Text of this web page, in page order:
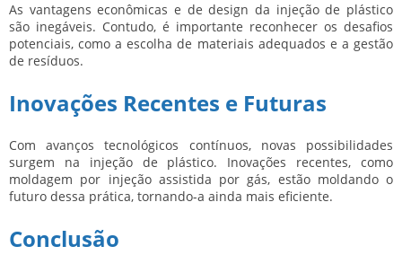
As vantagens econômicas e de design da injeção de plástico
são inegáveis. Contudo, é importante reconhecer os desafios
potenciais, como a escolha de materiais adequados e a gestão
de resíduos.
Inovações Recentes e Futuras
Com avanços tecnológicos contínuos, novas possibilidades
surgem na injeção de plástico. Inovações recentes, como
moldagem por injeção assistida por gás, estão moldando o
futuro dessa prática, tornando-a ainda mais eficiente.
Conclusão